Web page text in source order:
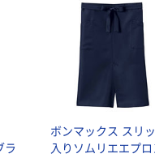
ラ
ボンマックス スリ
入りソムリエエプロ